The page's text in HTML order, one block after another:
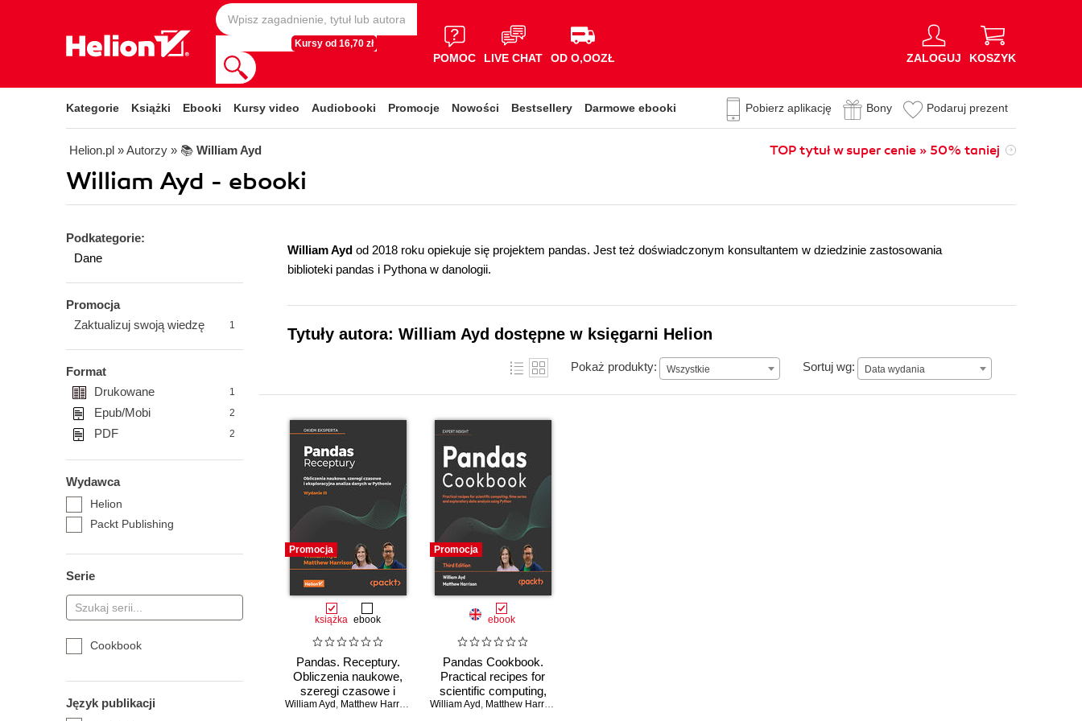
Kursy od 16,70 zł
POMOC LIVE CHAT OD O,OOZŁ ZALOGUJ KOSZYK
Kategorie Książki Ebooki Kursy video Audiobooki Promocje Nowości Bestsellery Darmowe ebooki Pobierz aplikację Bony Podaruj prezent
Helion.pl » Autorzy » 📚 William Ayd TOP tytuł w super cenie » 50% taniej
William Ayd - ebooki
Podkategorie:
Dane
Promocja
Zaktualizuj swoją wiedzę
1
Format
Drukowane
1
Epub/Mobi 2
PDF 2
Wydawca
Helion
Packt Publishing
Serie
Cookbook
Język publikacji
William Ayd od 2018 roku opiekuje się projektem pandas. Jest też doświadczonym konsultantem w dziedzinie zastosowania
biblioteki pandas i Pythona w danologii.
Tytuły autora: William Ayd dostępne w księgarni Helion
Pokaż produkty: Wszystkie Sortuj wg: Data wydania
Data wydania
Promocja
książka ebook
Pandas. Receptury.
Obliczenia naukowe,
szeregi czasowe i
eksploracyjna analiza
William Ayd , Matthew Harrison
Promocja
ebook
Pandas Cookbook.
Practical recipes for
scientific computing,
time series, and
William Ayd , Matthew Harrison